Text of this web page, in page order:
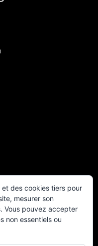
anglaise)
anglaise)
des cookies tiers pour
mesurer son
Vous pouvez accepter
non essentiels ou